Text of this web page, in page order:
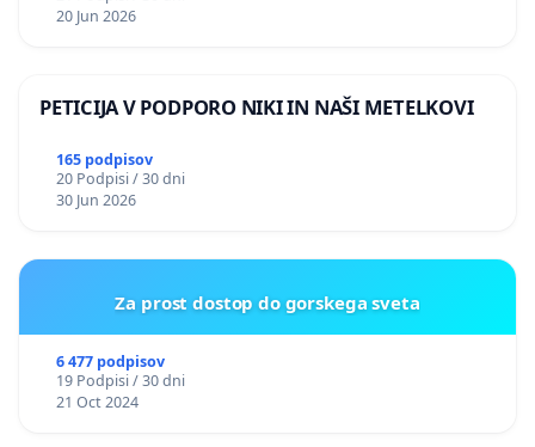
20 Jun 2026
PETICIJA V PODPORO NIKI IN NAŠI METELKOVI
165 podpisov
20 Podpisi / 30 dni
30 Jun 2026
Za prost dostop do gorskega sveta
6 477 podpisov
19 Podpisi / 30 dni
21 Oct 2024